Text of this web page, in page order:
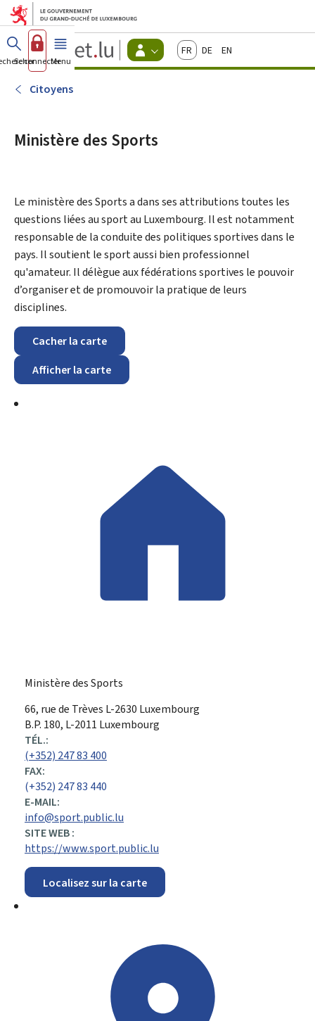
Aller au menu principal
Aller au contenu
Guichet.lu
Changer
d'espace
FrançaisDeutschEnglish
Se connecterMenu principal
Citoyens
Ministère des Sports
Le ministère des Sports a dans ses attributions toutes les
questions liées au sport au Luxembourg. Il est notamment
responsable de la conduite des politiques sportives dans le
pays. Il soutient le sport aussi bien professionnel
qu'amateur. Il délègue aux fédérations sportives le pouvoir
d’organiser et de promouvoir la pratique de leurs
disciplines.
Cacher la carte
Afficher la carte
Ministère des Sports
ADRESSE
:
66, rue de Trèves L-2630 Luxembourg
B.P. 180, L-2011 Luxembourg
TÉL.:
(+352) 247 83 400
FAX:
(+352) 247 83 440
E-MAIL:
info@sport.public.lu
SITE WEB :
https://www.sport.public.lu
Localisez sur la carte